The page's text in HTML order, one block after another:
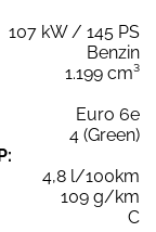
107 kW / 145 PS
Benzin
1.199 cm³
Euro 6e
4 (Green)
4,8 l/100km
109 g/km
C